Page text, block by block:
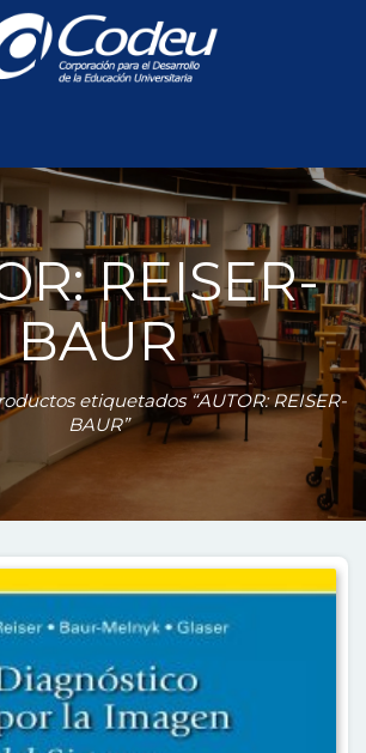
REISER-
BAUR
etiquetados “AUTOR: REISER-
BAUR”